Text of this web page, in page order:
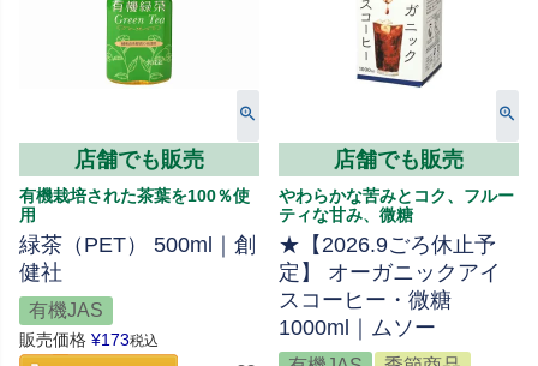
店舗でも販売
有機栽培された茶葉を100％使
用
緑茶（PET） 500ml｜創
健社
有機JAS
販売価格 ¥173税込
店舗でも販売
やわらかな苦みとコク、フルー
ティな甘み、微糖
★【2026.9ごろ休止予
定】 オーガニックアイ
スコーヒー・微糖
1000ml｜ムソー